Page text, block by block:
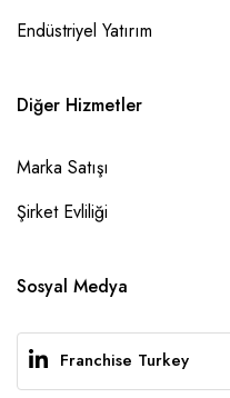
Endüstriyel Yatırım
Diğer Hizmetler
Marka Satışı
Şirket Evliliği
Sosyal Medya
Franchise Turkey